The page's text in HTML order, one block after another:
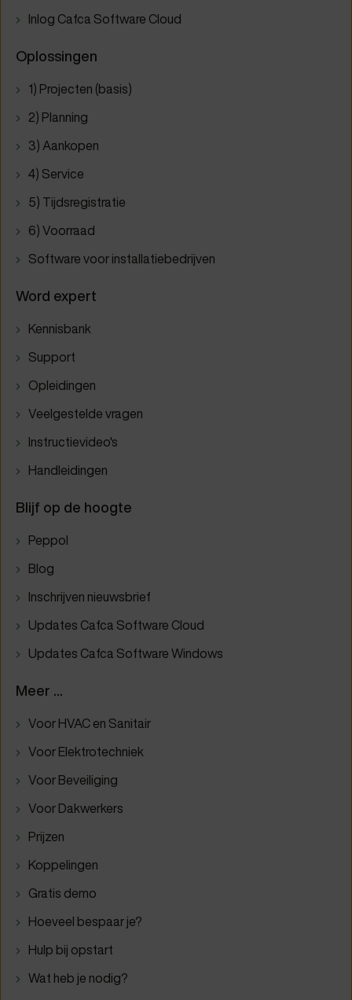
Inlog Cafca Software Cloud
Oplossingen
1) Projecten (basis)
2) Planning
3) Aankopen
4) Service
5) Tijdsregistratie
6) Voorraad
Software voor installatiebedrijven
Word expert
Kennisbank
Support
Opleidingen
Veelgestelde vragen
Instructievideo's
Handleidingen
Blijf op de hoogte
Peppol
Blog
Inschrijven nieuwsbrief
Updates Cafca Software Cloud
Updates Cafca Software Windows
Meer ...
Voor HVAC en Sanitair
Voor Elektrotechniek
Voor Beveiliging
Voor Dakwerkers
Prijzen
Koppelingen
Gratis demo
Hoeveel bespaar je?
Hulp bij opstart
Wat heb je nodig?